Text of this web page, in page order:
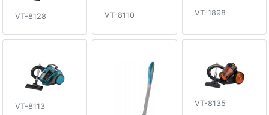
VT-8128 VT-8110 VT-1898
VT-8113 VT-8135